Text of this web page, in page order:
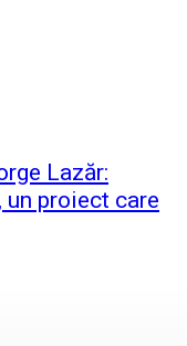
Lazăr:
proiect care